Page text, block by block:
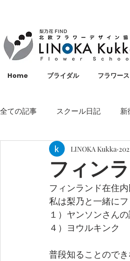
Home ブライダル フラワー
全ての記事 スクール日記 新
メディア・雑誌掲
LINOKA Kukka フラワース
フィン
LINOKA Kukka
フィンランド在住
私は梨乃と一緒に
１）ヤンソンさん
４）ヨウルキンク
普段知ることので